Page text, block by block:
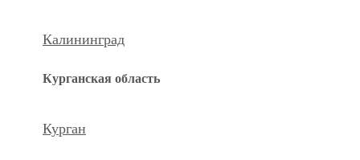
Калининград
Курганская область
Курган